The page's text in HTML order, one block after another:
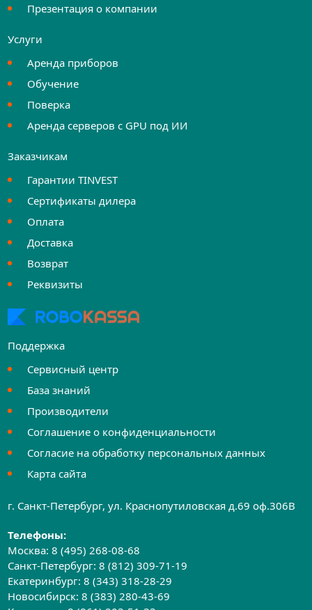
Презентация о компании
Услуги
Аренда приборов
Обучение
Поверка
Аренда серверов с GPU под ИИ
Заказчикам
Гарантии TINVEST
Сертификаты дилера
Оплата
Доставка
Возврат
Реквизиты
Поддержка
Сервисный центр
База знаний
Производители
Соглашение о конфиденциальности
Согласие на обработку персональных данных
Карта сайта
г. Санкт-Петербург, ул. Краснопутиловская д.69 оф.306B
Телефоны:
Москва:8 (495) 268-08-68
Санкт-Петербург:8 (812) 309-71-19
Екатеринбург:8 (343) 318-28-29
Новосибирск:8 (383) 280-43-69